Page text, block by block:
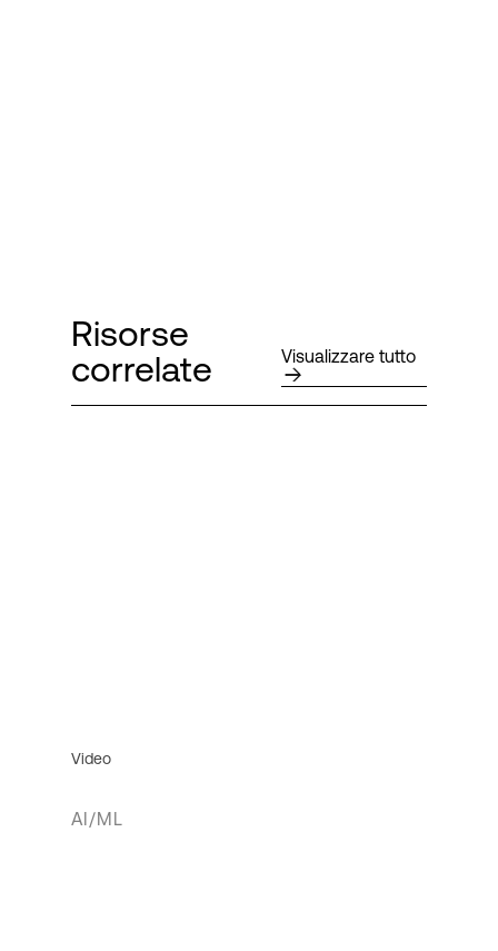
Risorse
correlate
Visualizzare tutto
Video
AI/ML